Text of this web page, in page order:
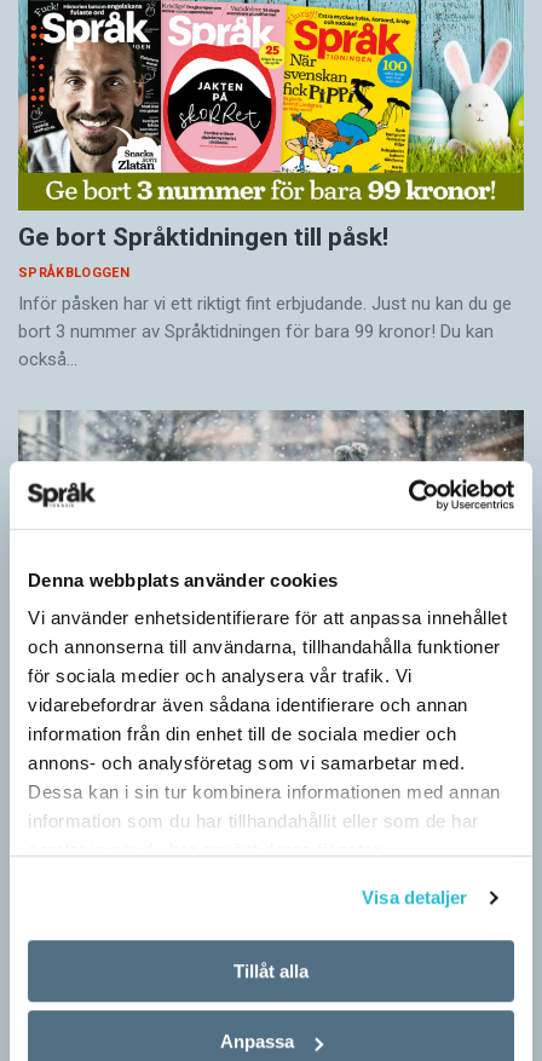
Denna webbplats använder cookies
Vi använder enhetsidentifierare för att anpassa innehållet
och annonserna till användarna, tillhandahålla funktioner
för sociala medier och analysera vår trafik. Vi
vidarebefordrar även sådana identifierare och annan
information från din enhet till de sociala medier och
annons- och analysföretag som vi samarbetar med.
Dessa kan i sin tur kombinera informationen med annan
information som du har tillhandahållit eller som de har
Visa detaljer
Tillåt alla
Anpassa
Ge bort Språktidningen till påsk!
SPRÅKBLOGGEN
Inför påsken har vi ett riktigt fint erbjudande. Just nu kan du ge
bort 3 nummer av Språktidningen för bara 99 kronor! Du kan
också…
Särskolan byter namn
stor del i att detta namnbyte sker är artonåriga Leo Lust…